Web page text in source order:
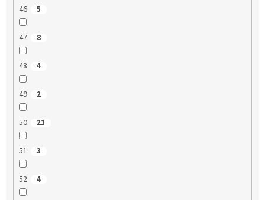
46 5
47 8
48 4
49 2
50 21
51 3
52 4